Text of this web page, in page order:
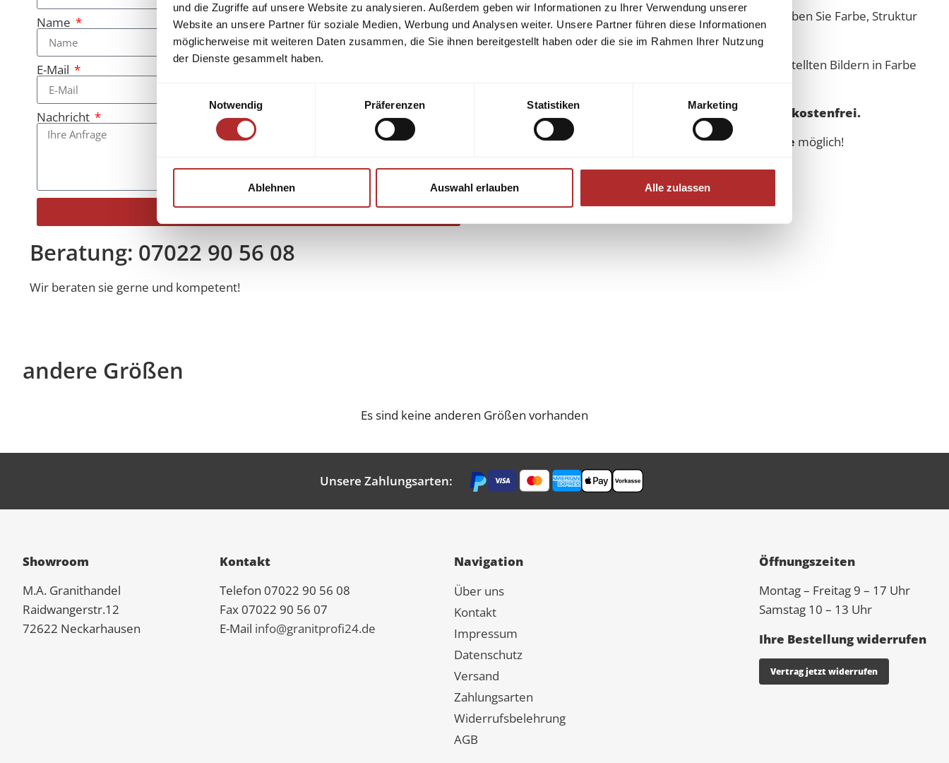
und die Zugriffe auf unsere Website zu analysieren. Außerdem geben wir Informationen zu Ihrer Verwendung unserer
Website an unsere Partner für soziale Medien, Werbung und Analysen weiter. Unsere Partner führen diese Informationen
möglicherweise mit weiteren Daten zusammen, die Sie ihnen bereitgestellt haben oder die sie im Rahmen Ihrer Nutzung
der Dienste gesammelt haben.
Notwendig
Präferenzen Statistiken Marketing
Ablehnen Auswahl erlauben Alle zulassen
Name
E-Mail
Nachricht
Beratung: 07022 90 56 08
Wir beraten sie gerne und kompetent!
Bestellen Sie jetzt ganz einfach ein Handmuster und erleben Sie Farbe, Struktur
und Oberfläche direkt bei Ihnen Zuhause.
Abbildung ähnlich – Die Produkte können auf den dargestellten Bildern in Farbe
Versand nach Deutschland (Festland) ab 2.000,00€ kostenfrei.
Versand nachÖsterreich Schweizauf Anfrage möglich!
Qualität und Preis garantiert vom Fachhandel.
andere Größen
Es sind keine anderen Größen vorhanden
Unsere Zahlungsarten:
Showroom
M.A. Granithandel
Raidwangerstr.12
72622 Neckarhausen
Kontakt
Telefon 07022 90 56 08
Fax 07022 90 56 07
E-Mail info@granitprofi24.de
Navigation
Über uns
Kontakt
Impressum
Datenschutz
Versand
Zahlungsarten
Widerrufsbelehrung
AGB
Öffnungszeiten
Montag – Freitag 9 – 17 Uhr
Samstag 10 – 13 Uhr
Ihre Bestellung widerrufen
Vertrag jetzt widerrufen